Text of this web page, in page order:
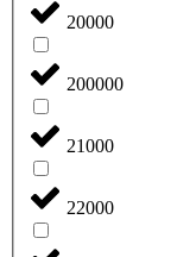
20000
200000
21000
22000